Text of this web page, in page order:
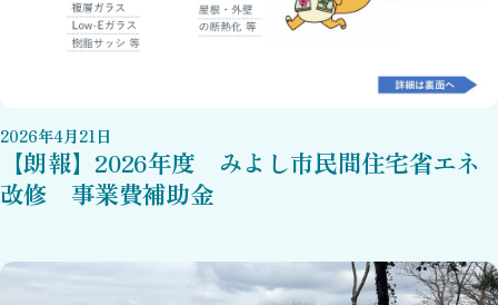
2026年4月21 日
【朗報】2026年度 みよし市民間住宅省エネ
改修 事業費補助金